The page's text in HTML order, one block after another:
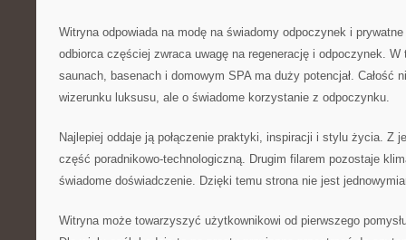
Witryna odpowiada na modę na świadomy odpoczynek i
odbiorca częściej zwraca uwagę na regenerację i odpoczynek.
saunach, basenach i domowym SPA ma duży potencjał. Całość
wizerunku luksusu, ale o świadome korzystanie z odpoczynku.
Najlepiej oddaje ją połączenie praktyki, inspiracji i stylu życia. Z
część poradnikowo-technologiczną. Drugim filarem pozostaje
świadome doświadczenie. Dzięki temu strona nie jest
Witryna może towarzyszyć użytkownikowi od pierwszego